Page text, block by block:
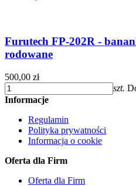
Furutech FP-202R -
rodowane
500,00 zł
szt.
Informacje
Regulamin
Polityka prywatności
Informacja o cookie
Oferta dla Firm
Oferta dla Firm